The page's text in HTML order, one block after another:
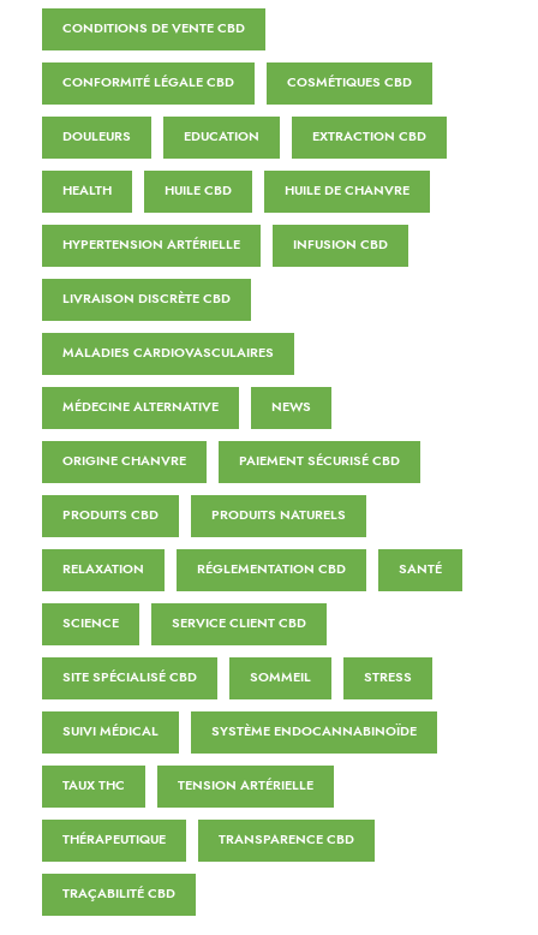
CONDITIONS DE VENTE CBD
CONFORMITÉ LÉGALE CBD COSMÉTIQUES CBD
DOULEURS EDUCATION EXTRACTION CBD
HEALTH HUILE CBD HUILE DE CHANVRE
HYPERTENSION ARTÉRIELLE INFUSION CBD
LIVRAISON DISCRÈTE CBD
MALADIES CARDIOVASCULAIRES
MÉDECINE ALTERNATIVE NEWS
ORIGINE CHANVRE PAIEMENT SÉCURISÉ CBD
PRODUITS CBD PRODUITS NATURELS
RELAXATION RÉGLEMENTATION CBD SANTÉ
SCIENCE SERVICE CLIENT CBD
SITE SPÉCIALISÉ CBD SOMMEIL STRESS
SUIVI MÉDICAL SYSTÈME ENDOCANNABINOÏDE
TAUX THC TENSION ARTÉRIELLE
THÉRAPEUTIQUE TRANSPARENCE CBD
TRAÇABILITÉ CBD